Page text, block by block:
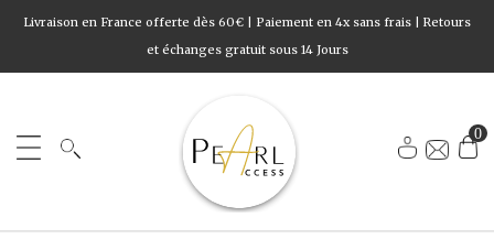
Livraison en France offerte dès 60€ | Paiement en 4x sans frais | Retours
et échanges gratuit sous 14 Jours
0